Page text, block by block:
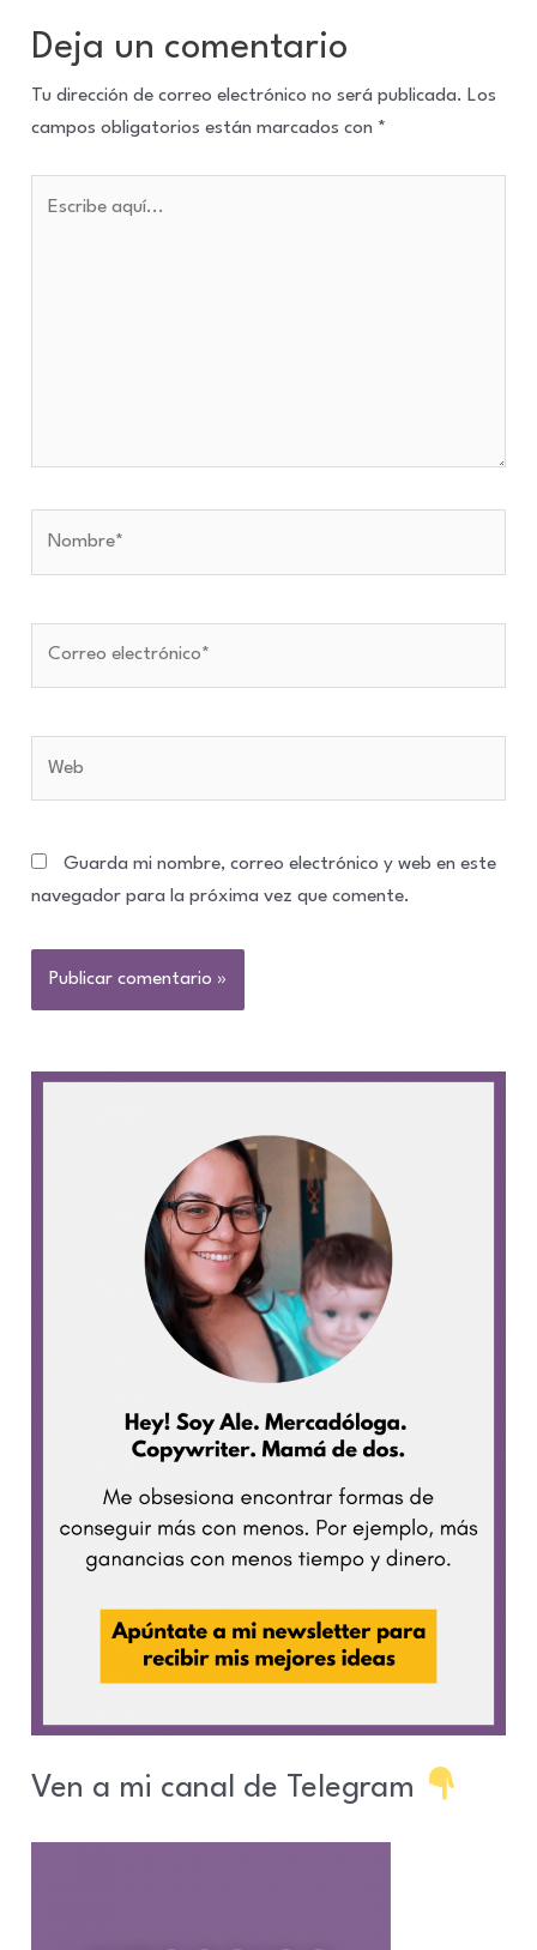
Deja un comentario
Tu dirección de correo electrónico no será publicada. Los
campos obligatorios están marcados con *
Guarda mi nombre, correo electrónico y web en este
navegador para la próxima vez que comente.
Ven a mi canal de Telegram